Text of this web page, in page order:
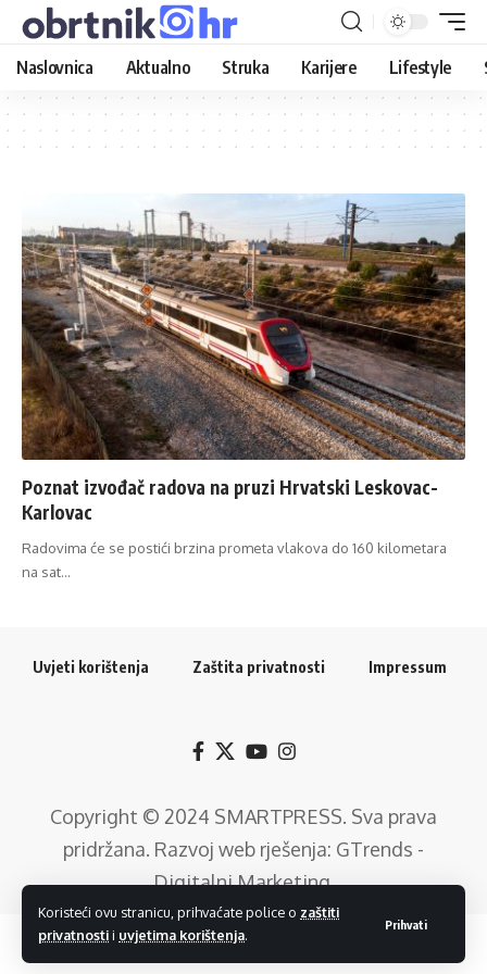
Koristeći ovu stranicu, prihvaćate police o zaštiti
privatnostii uvjetima korištenja.
Prihvati
Naslovnica Aktualno Struka Karijere Lifestyle
Poznat izvođač radova na pruzi Hrvatski Leskovac-
Karlovac
Radovima će se postići brzina prometa vlakova do 160 kilometara
na sat…
Uvjeti korištenja Zaštita privatnosti Impressum
Copyright © 2024 SMARTPRESS. Sva prava
pridržana. Razvoj web rješenja: GTrends -
Digitalni Marketing.